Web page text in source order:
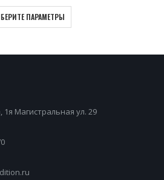
ПОДРОБНЕЕ
1я Магистральная ул. 29